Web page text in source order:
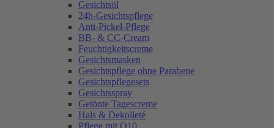
Gesichtsöl
24h-Gesichtspflege
Anti-Pickel-Pflege
BB- & CC-Cream
Feuchtigkeitscreme
Gesichtsmasken
Gesichtspflege ohne Parabene
Gesichtspflegesets
Gesichtsspray
Getönte Tagescreme
Hals & Dekolleté
Pflege mit Q10